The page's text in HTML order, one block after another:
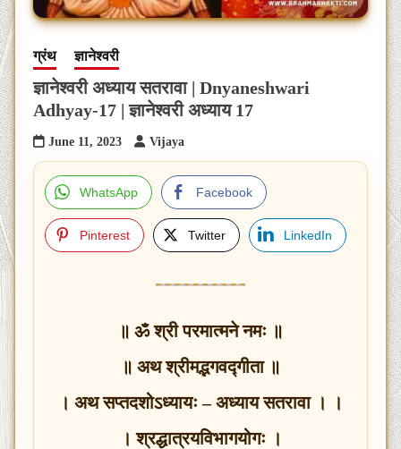
ग्रंथ ज्ञानेश्वरी
ज्ञानेश्वरी अध्याय सतरावा | Dnyaneshwari
Adhyay-17 | ज्ञानेश्वरी अध्याय 17
June 11, 2023 Vijaya
WhatsApp Facebook
Pinterest Twitter LinkedIn
॥ ॐ श्री परमात्मने नमः ॥
॥ अथ श्रीमद्भगवद्गीता ॥
। अथ सप्तदशोऽध्यायः – अध्याय सतरावा । ।
। श्रद्धात्रयविभागयोगः ।